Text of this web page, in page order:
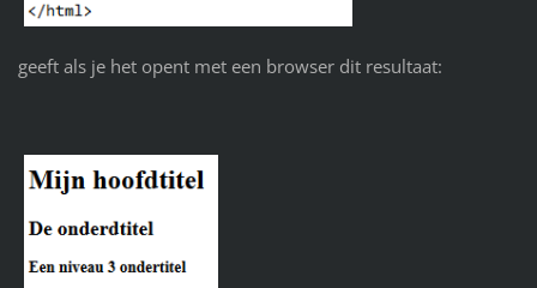
geeft als je het opent met een browser dit resultaat: